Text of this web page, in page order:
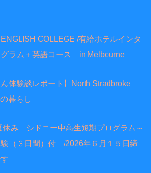
ENGLISH COLLEGE /有給ホテルインタ
グラム＋英語コース in Melbourne
ん体験談レポート】North Stradbroke
暮らし
休み シドニー中高生短期プログラム～
験（３日間）付 /2026年６月１５日締